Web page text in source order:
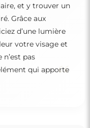
et y trouver un
Grâce aux
d’une lumière
votre visage et
pas
qui apporte
“